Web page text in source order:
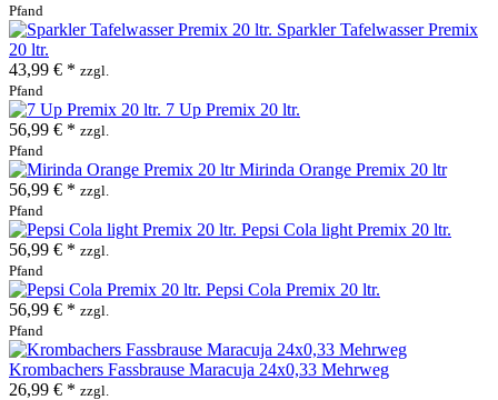
Pfand
Sparkler Tafelwasser Premix
20 ltr.
43,99 € * zzgl.
Pfand
7 Up Premix 20 ltr.
56,99 € * zzgl.
Pfand
Mirinda Orange Premix 20 ltr
56,99 € * zzgl.
Pfand
Pepsi Cola light Premix 20 ltr.
56,99 € * zzgl.
Pfand
Pepsi Cola Premix 20 ltr.
56,99 € * zzgl.
Pfand
Krombachers Fassbrause Maracuja 24x0,33 Mehrweg
26,99 € * zzgl.